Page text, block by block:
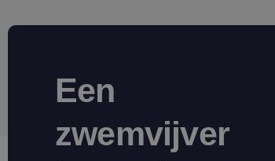
Een
zwemvijver